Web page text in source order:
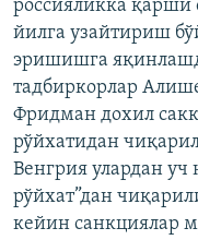
россияликка
йилга узайтириш
эришишга
тадбиркорлар
Фридман дохил
рўйхатидан
Венгрия улардан уч
рўйхат”дан
кейин санкциялар